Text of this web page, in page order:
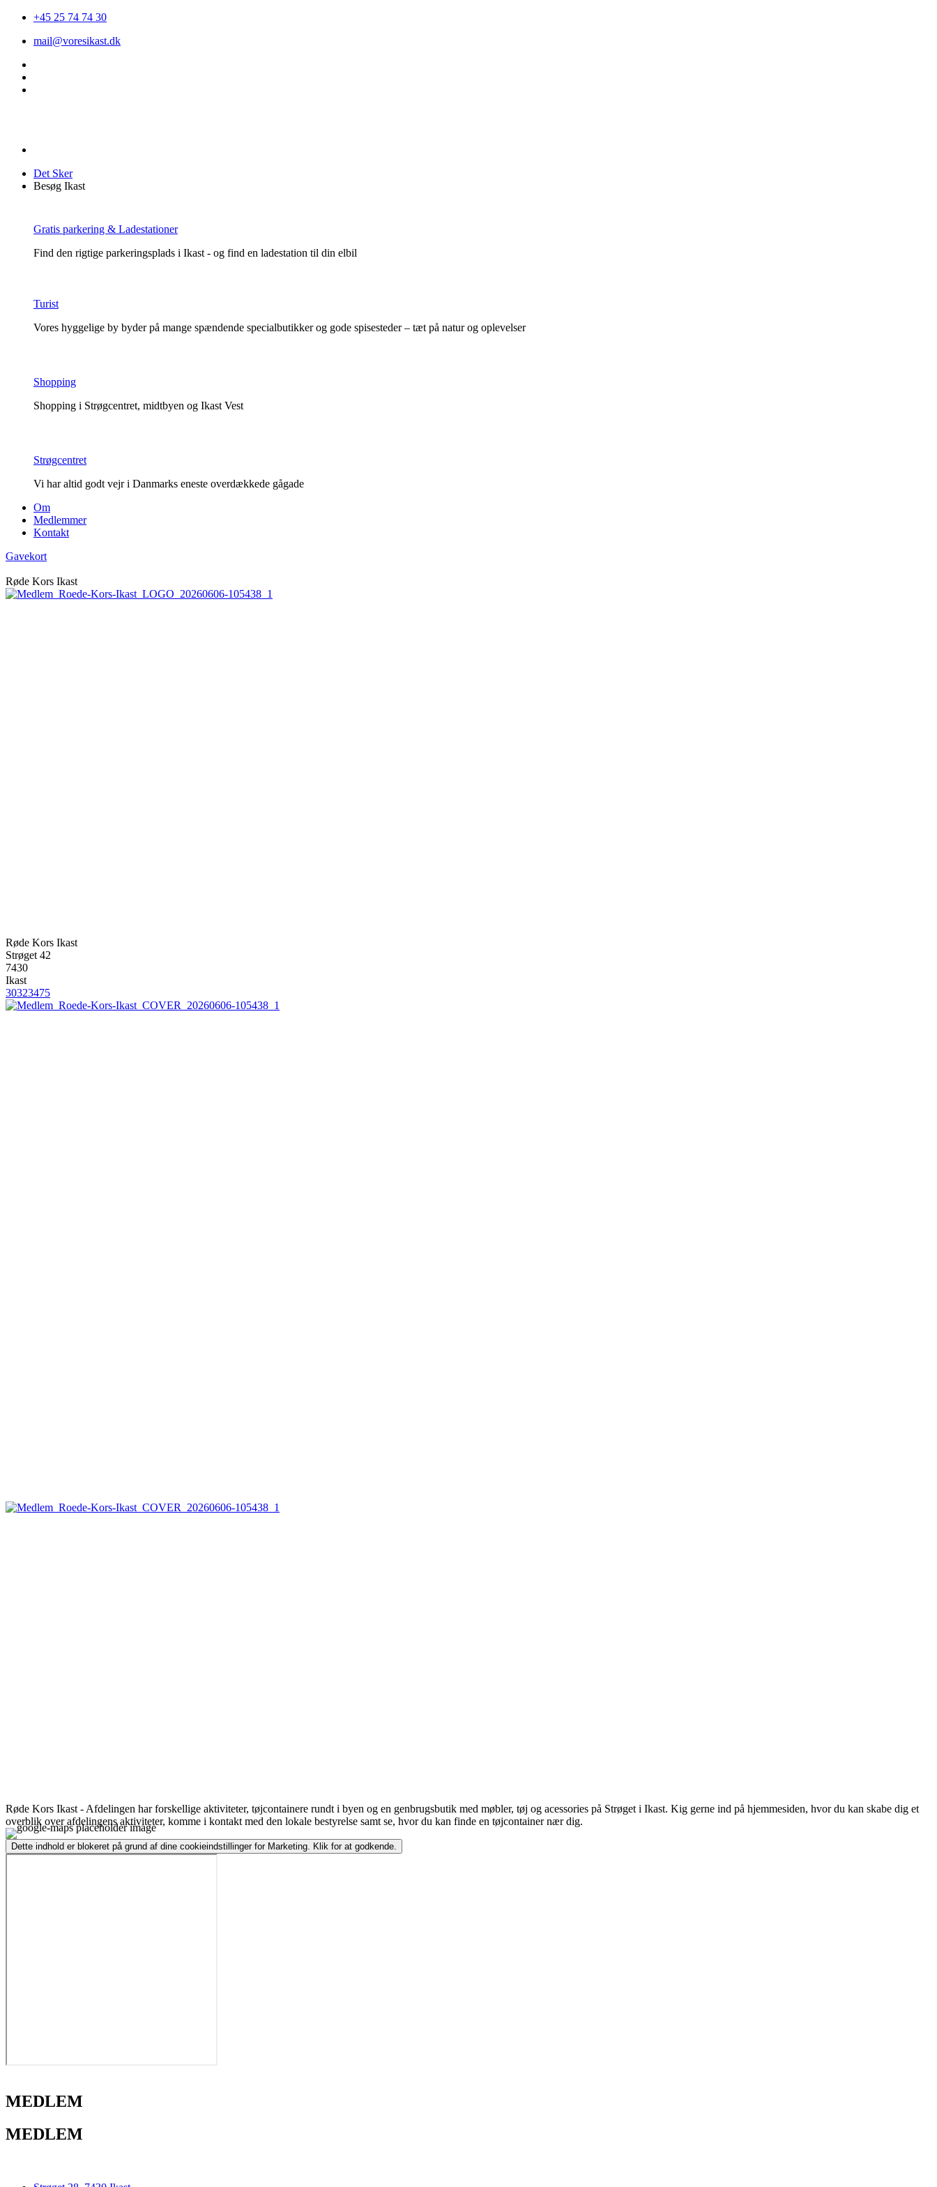
+45 25 74 74 30
mail@voresikast.dk
Det Sker
Besøg Ikast
Gratis parkering & Ladestationer
Find den rigtige parkeringsplads i Ikast - og find en ladestation til din elbil
Turist
Vores hyggelige by byder på mange spændende specialbutikker og gode spisesteder – tæt på natur og oplevelser
Shopping
Shopping i Strøgcentret, midtbyen og Ikast Vest
Strøgcentret
Vi har altid godt vejr i Danmarks eneste overdækkede gågade
Om
Medlemmer
Kontakt
Gavekort
Røde Kors Ikast
Røde Kors Ikast
Strøget 42
7430
Ikast
30323475
Røde Kors Ikast - Afdelingen har forskellige aktiviteter, tøjcontainere rundt i byen og en genbrugsbutik med møbler, tøj og acessories på Strøget i Ikast. Kig gerne ind på hjemmesiden, hvor du kan skabe dig et
overblik over afdelingens aktiviteter, komme i kontakt med den lokale bestyrelse samt se, hvor du kan finde en tøjcontainer nær dig.
Dette indhold er blokeret på grund af dine cookieindstillinger for Marketing. Klik for at godkende.
MEDLEM
MEDLEM